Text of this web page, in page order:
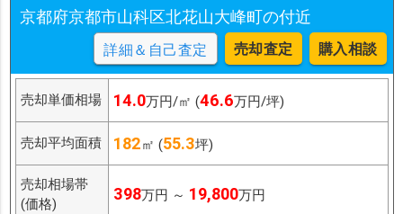
京都府京都市山科区北花山大峰町の付近
詳細＆自己査定 売却査定 購入相談
売却単価相場 14.0万円/㎡ (46.6万円/坪)
売却平均面積 182㎡ (55.3坪)
売却相場帯
(価格)
398万円 ～ 19,800万円